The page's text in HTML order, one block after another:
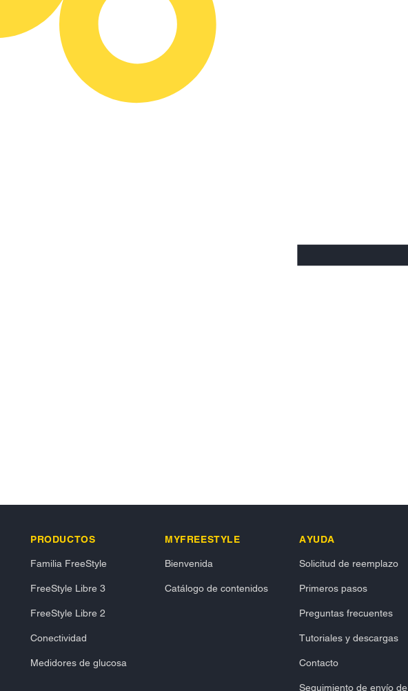
PRODUCTOS
Familia FreeStyle
FreeStyle Libre 3
FreeStyle Libre 2
Conectividad
Medidores de glucosa
MYFREESTYLE
Bienvenida
Catálogo de contenidos
AYUDA
Solicitud de reemplazo
Primeros pasos
Preguntas frecuentes
Tutoriales y descargas
Contacto
Seguimiento de envío de